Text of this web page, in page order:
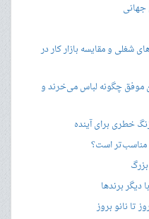
جهانی
و مقایسه بازار کار در
موفق چگونه لباس می‌خرند و
خطری برای آینده
مناسب‌تر است؟
دیگر برندها
تا نانو بروز